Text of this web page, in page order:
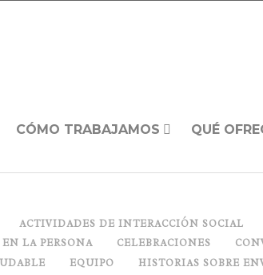
CÓMO TRABAJAMOS QUÉ
ACTIVIDADES DE INTERACCIÓN SOCIAL
LA PERSONA
CELEBRACIONES
EQUIPO HISTORIAS SOBRE